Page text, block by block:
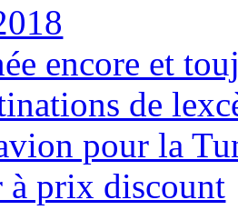
encore et
de
pour la
à prix discount